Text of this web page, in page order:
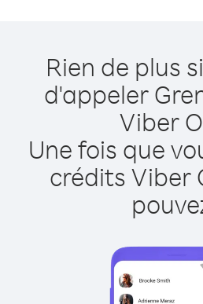
Rien de plus
d'appeler
Viber
Une fois que
crédits Viber